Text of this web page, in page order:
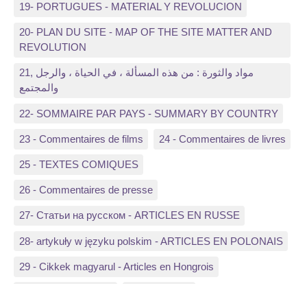
19- PORTUGUES - MATERIAL Y REVOLUCION
20- PLAN DU SITE - MAP OF THE SITE MATTER AND
REVOLUTION
21, مواد والثورة : من هذه المسألة ، في الحياة ، والرجل
والمجتمع
22- SOMMAIRE PAR PAYS - SUMMARY BY COUNTRY
23 - Commentaires de films 24 - Commentaires de livres
25 - TEXTES COMIQUES
26 - Commentaires de presse
27- Статьи на русском - ARTICLES EN RUSSE
28- artykuły w języku polskim - ARTICLES EN POLONAIS
29 - Cikkek magyarul - Articles en Hongrois